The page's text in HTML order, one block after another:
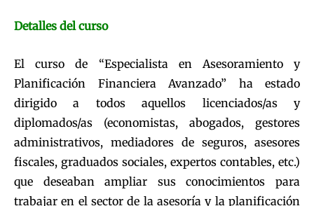
Detalles del curso
El curso de “Especialista en Asesoramiento y
Planificación Financiera Avanzado” ha estado
dirigido a todos aquellos licenciados/as y
diplomados/as (economistas, abogados, gestores
administrativos, mediadores de seguros, asesores
fiscales, graduados sociales, expertos contables, etc.)
que deseaban ampliar sus conocimientos para
trabajar en el sector de la asesoría y la planificación